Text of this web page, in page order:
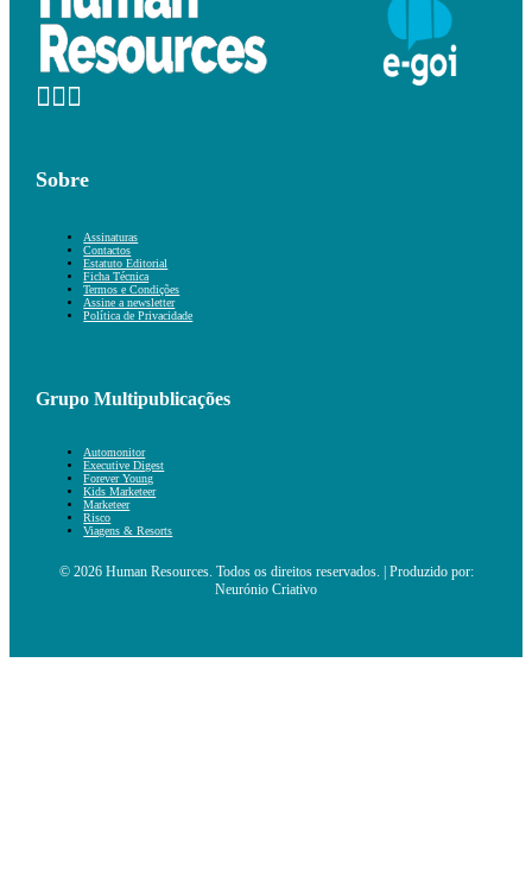
Sobre
Assinaturas
Contactos
Estatuto Editorial
Ficha Técnica
Termos e Condições
Assine a newsletter
Política de Privacidade
Grupo Multipublicações
Automonitor
Executive Digest
Forever Young
Kids Marketeer
Marketeer
Risco
Viagens & Resorts
© 2026 Human Resources. Todos os direitos reservados. | Produzido por:
Neurónio Criativo